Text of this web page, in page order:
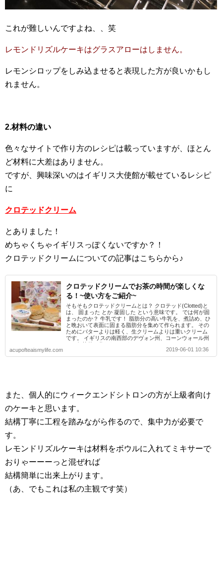
これが難しいんですよね、、笑
レモンドリズルケーキはグラスアローはしません。
レモンシロップをしみ込ませると表現した方が良いかもし
れません。
2.材料の違い
色々なサイトで作り方のレシピは載っていますが、ほとん
ど材料に大差はありません。
ですが、興味深いのはイギリス大使館が載せているレシピ
に
クロテッドクリーム
とありました！
めちゃくちゃイギリスっぽくないですか？！
クロテッドクリームについての記事はこちらから♪
クロテッドクリームでお茶の時間が楽しくな
る！~使い方をご紹介~
そもそもクロテッドクリームとは？ クロテッド(Clotted)と
は、 固まった とか 凝固した という意味です。 では何が固
まったのか？ 牛乳です！ 脂肪分の高い牛乳を、煮詰め、ひ
と晩おいて表面に固まる脂肪分を集めて作られます。 その
ためにバターよりは軽く、生クリームよりは重いクリーム
です。 イギリスの南西部のデヴォン州、コーンウォール州
でで伝統的に作られていました。
acupofteaismylife.com
2019-06-01 10:36
また、個人的にウィークエンドシトロンの方が上級者向け
のケーキと思います。
結構丁寧に工程を踏みながら作るので、集中力が必要で
す。
レモンドリズルケーキは材料をボウルに入れてミキサーで
おりゃーーーっと混ぜれば
結構簡単に出来上がります。
（あ、でもこれは私の主観です笑）